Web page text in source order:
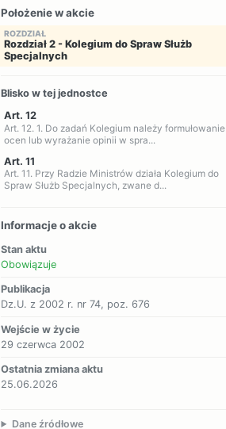
Położenie w akcie
ROZDZIAŁ
Rozdział 2 - Kolegium do Spraw Służb
Specjalnych
Blisko w tej jednostce
Art. 12
Art. 12. 1. Do zadań Kolegium należy formułowanie
ocen lub wyrażanie opinii w spra...
Art. 11
Art. 11. Przy Radzie Ministrów działa Kolegium do
Spraw Służb Specjalnych, zwane d...
Informacje o akcie
Stan aktu
Obowiązuje
Publikacja
Dz.U. z 2002 r. nr 74, poz. 676
Wejście w życie
29 czerwca 2002
Ostatnia zmiana aktu
25.06.2026
Dane źródłowe